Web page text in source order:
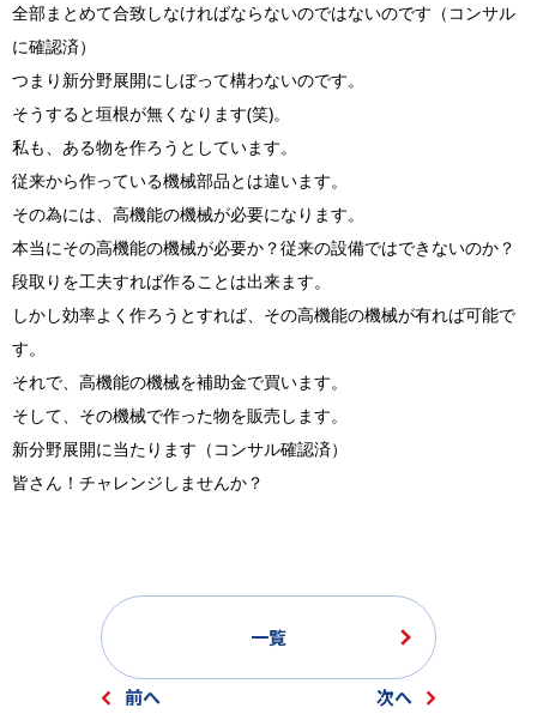
全部まとめて合致しなければならないのではないのです（コンサル
に確認済）
つまり新分野展開にしぼって構わないのです。
そうすると垣根が無くなります(笑)。
私も、ある物を作ろうとしています。
従来から作っている機械部品とは違います。
その為には、高機能の機械が必要になります。
本当にその高機能の機械が必要か？従来の設備ではできないのか？
段取りを工夫すれば作ることは出来ます。
しかし効率よく作ろうとすれば、その高機能の機械が有れば可能で
す。
それで、高機能の機械を補助金で買います。
そして、その機械で作った物を販売します。
新分野展開に当たります（コンサル確認済）
皆さん！チャレンジしませんか？
前へ
一覧
次へ